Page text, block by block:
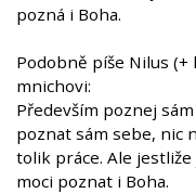
pozná i Boha.
Podobně píše Nilus
mnichovi:
Především poznej
poznat sám sebe, nic
tolik práce. Ale
moci poznat i Boha.